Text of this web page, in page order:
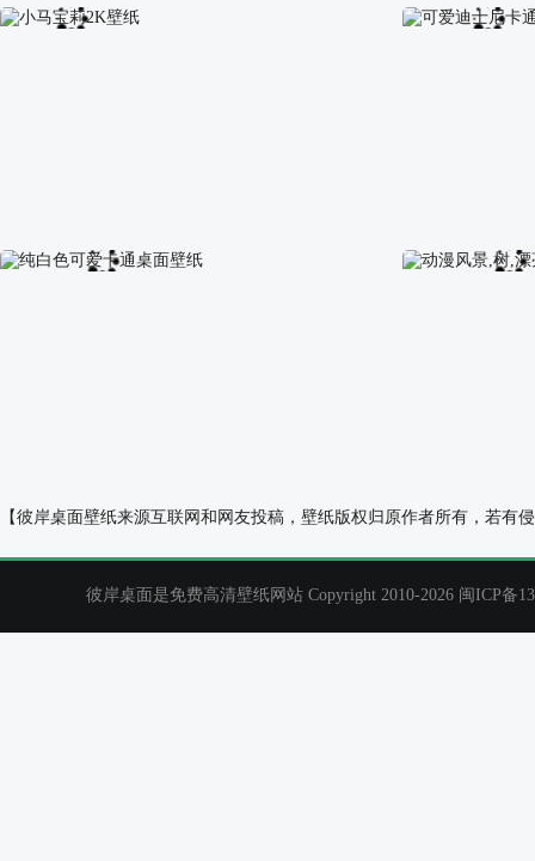
阿尔卑斯山区自然风景壁纸 校园长发可爱
小马宝莉2K壁纸 可爱迪士尼卡通
【彼岸桌面壁纸来源互联网和网友投稿，壁纸版权归原作者所有，若
彼岸桌面是免费高清壁纸网站 Copyright 2010-2026 闽ICP备